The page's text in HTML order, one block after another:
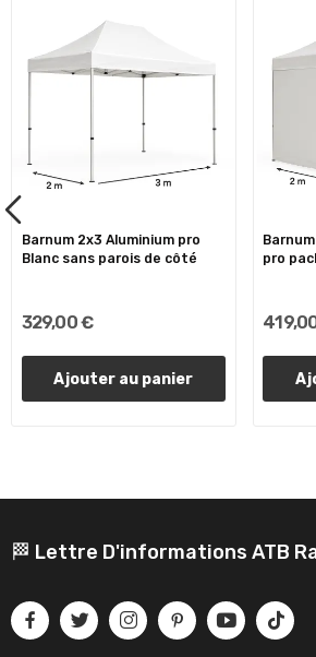
Barnum 2x3 Aluminium pro
Blanc sans parois de côté
329,00 €
Ajouter au panier
pro
🏁 Lettre D'informations ATB